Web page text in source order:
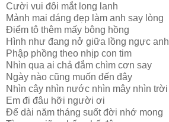
Cười vui đôi mắt long lanh
Mảnh mai dáng đẹp làm anh say lòng
Điểm tô thêm mấy bông hồng
Hình như đang nở giữa lồng ngực anh
Phập phồng theo nhịp con tim
Nhìn qua ai chả đắm chìm cơn say
Ngày nào cũng muốn đến đây
Nhìn cây nhìn nước nhìn mây nhìn trời
Em đi đâu hỡi người ơi
Để dài năm tháng suốt đời nhớ mong